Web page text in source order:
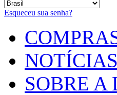
Esqueceu sua senha?
SOBRE A